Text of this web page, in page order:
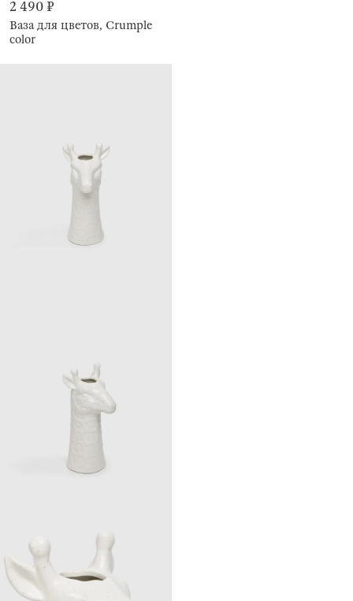
2 490 ₽
Ваза для цветов, Crumple
color